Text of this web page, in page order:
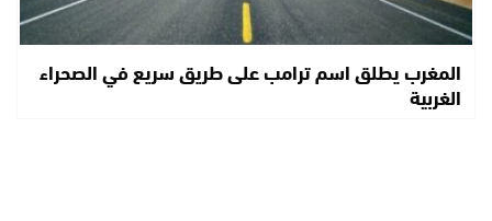
المغرب يطلق اسم ترامب على طريق سريع في الصحراء
الغربية